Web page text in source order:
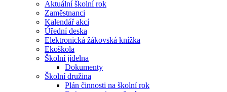
Aktuální školní rok
Zaměstnanci
Kalendář akcí
Úřední deska
Elektronická žákovská knížka
Ekoškola
Školní jídelna
Dokumenty
Školní družina
Plán činnosti na školní rok